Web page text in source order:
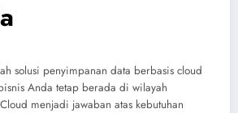
solusi penyimpanan data berbasis cloud
Anda tetap berada di wilayah
menjadi jawaban atas kebutuhan